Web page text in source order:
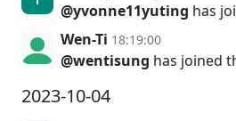
@yvonne11yuting has
Wen-Ti 18:19:00
@wentisung has joined
2023-10-04